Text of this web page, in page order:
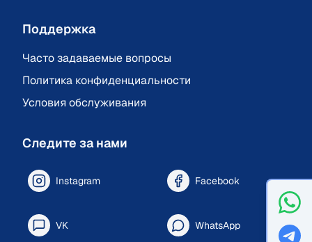
Поддержка
Часто задаваемые вопросы
Политика конфиденциальности
Условия обслуживания
Следите за нами
Instagram Facebook
VK WhatsApp